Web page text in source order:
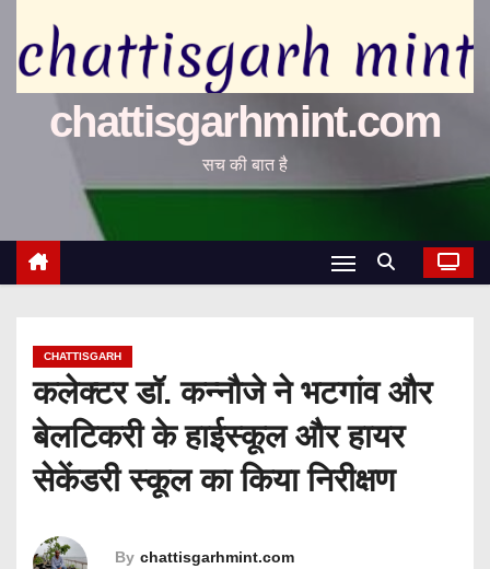
chattisgarhmint.com
सच की बात है
CHATTISGARH
कलेक्टर डॉ. कन्नौजे ने भटगांव और
बेलटिकरी के हाईस्कूल और हायर
सेकेंडरी स्कूल का किया निरीक्षण
By chattisgarhmint.com